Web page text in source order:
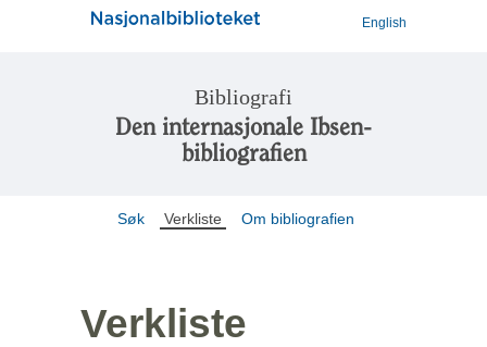
English
Bibliografi
Den internasjonale Ibsen-
bibliografien
Søk Verkliste Om bibliografien
Verkliste